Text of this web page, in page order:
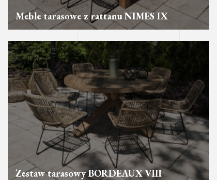
Meble tarasowe z rattanu NIMES IX
Zestaw tarasowy BORDEAUX VIII